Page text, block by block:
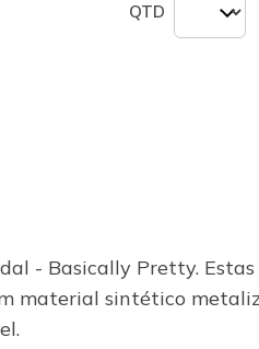
QTD
- Basically Pretty.
material sintético